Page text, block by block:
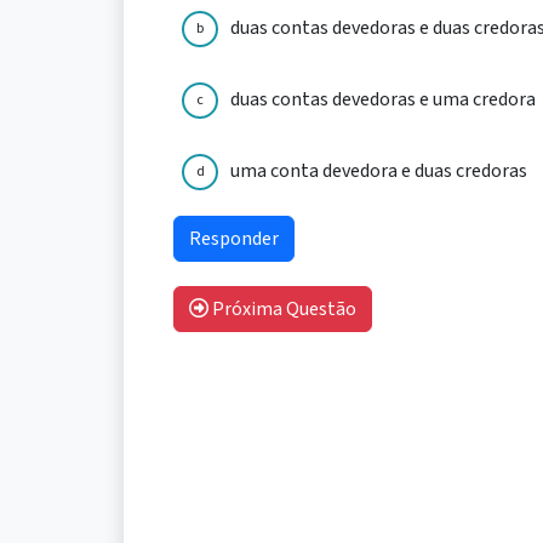
b duas contas devedoras e duas
c duas contas devedoras e uma credora
d uma conta devedora e duas credoras
Próxima Questão